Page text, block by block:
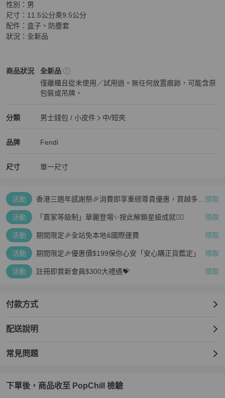
性別：男
尺寸：11.5公分乘9.5公分
配件：盒子。防塵套
狀況：全新品
商品狀況
Fendi男士錢包 / 小皮件
全新品
僅離櫃且從未使用／試用過。無任何放置痕跡，可能含原
包裝或吊牌。
分類
Fendi 男士錢包 / 小皮件 分類資訊
男士錢包 / 小皮件
中/短夾
品牌
Fendi 男士錢包 / 小皮件
Fendi
Fendi 推薦清單
尺寸 單一尺寸
活動
香港三週年感謝祭🎉消費即享重磅尊貴優惠，買越多、 領取
活動 「賣家等級制」華麗登場✨按此解鎖星級成就👆🏻 領取
活動 期間限定🎉全站免本地&國際運費 領取
活動 期間限定🎉優惠價$199保你心安「安心購正貨鑑定」 領取
活動 註冊即賞新會員$300大禮遇💝 領取
付款方式
配送說明
常見問題
下單後，商品收至 PopChill 檢驗